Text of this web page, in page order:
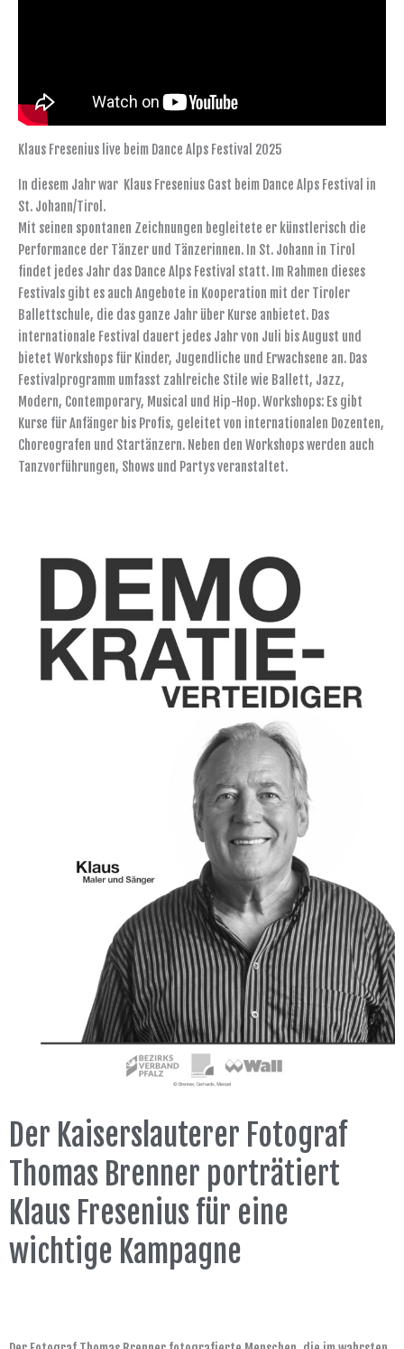
Klaus Fresenius live beim Dance Alps Festival 2025
In diesem Jahr war Klaus Fresenius Gast beim Dance Alps Festival in
St. Johann/Tirol.
Mit seinen spontanen Zeichnungen begleitete er künstlerisch die
Performance der Tänzer und Tänzerinnen. In St. Johann in Tirol
findet jedes Jahr das Dance Alps Festival statt. Im Rahmen dieses
Festivals gibt es auch Angebote in Kooperation mit der Tiroler
Ballettschule, die das ganze Jahr über Kurse anbietet. Das
internationale Festival dauert jedes Jahr von Juli bis August und
bietet Workshops für Kinder, Jugendliche und Erwachsene an. Das
Festivalprogramm umfasst zahlreiche Stile wie Ballett, Jazz,
Modern, Contemporary, Musical und Hip-Hop. Workshops: Es gibt
Kurse für Anfänger bis Profis, geleitet von internationalen Dozenten,
Choreografen und Startänzern. Neben den Workshops werden auch
Tanzvorführungen, Shows und Partys veranstaltet.
Der Kaiserslauterer Fotograf
Thomas Brenner porträtiert
Klaus Fresenius für eine
wichtige Kampagne